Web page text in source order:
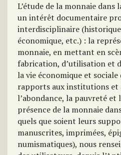
L’étude de la monnaie
un intérêt documentaire
interdisciplinaire
économique, etc.) : la
monnaie, en mettant en
fabrication, d’utilisation et
la vie économique et
rapports aux institutions et
l’abondance, la pauvreté et
présence de la monnaie
quels que soient leurs
manuscrites, imprimées,
numismatiques), nous